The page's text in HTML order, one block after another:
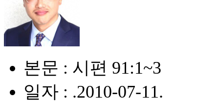
본문 : 시편 91:1~3
일자 : .2010-07-11.